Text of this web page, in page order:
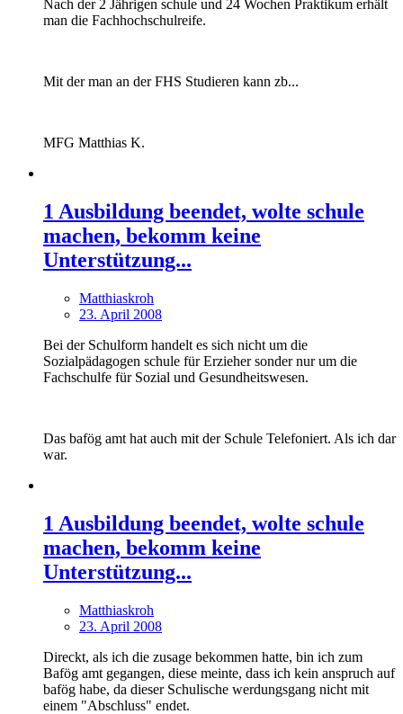
Nach der 2 Jährigen schule und 24 Wochen Praktikum erhält
man die Fachhochschulreife.
Mit der man an der FHS Studieren kann zb...
MFG Matthias K.
1 Ausbildung beendet, wolte schule
machen, bekomm keine
Unterstützung...
Matthiaskroh
23. April 2008
Bei der Schulform handelt es sich nicht um die
Sozialpädagogen schule für Erzieher sonder nur um die
Fachschulfe für Sozial und Gesundheitswesen.
Das bafög amt hat auch mit der Schule Telefoniert. Als ich dar
war.
1 Ausbildung beendet, wolte schule
machen, bekomm keine
Unterstützung...
Matthiaskroh
23. April 2008
Direckt, als ich die zusage bekommen hatte, bin ich zum
Bafög amt gegangen, diese meinte, dass ich kein anspruch auf
bafög habe, da dieser Schulische werdungsgang nicht mit
einem "Abschluss" endet.